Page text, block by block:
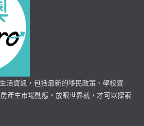
活資訊，包括最新的移民政策、學校資
產生市場動態。放眼世界就，才可以探索